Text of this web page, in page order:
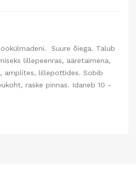
Suure õiega. Talub
lillepeenras, ääretaimena,
amplites, lillepottides. Sobib
raske pinnas. Idaneb 10 -